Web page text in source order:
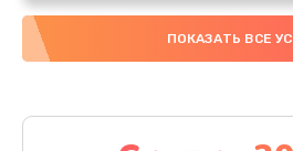
Замена
Заказать
ПОКАЗАТЬ ВСЕ